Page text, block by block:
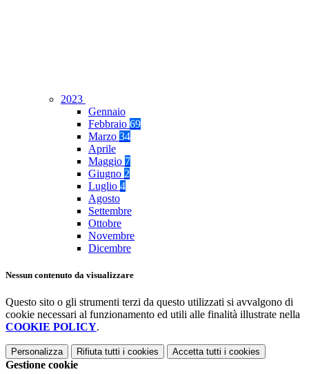
2023
Gennaio
Febbraio 69
Marzo 34
Aprile
Maggio 7
Giugno 2
Luglio 4
Agosto
Settembre
Ottobre
Novembre
Dicembre
Nessun contenuto da visualizzare
Questo sito o gli strumenti terzi da questo utilizzati si avvalgono di
cookie necessari al funzionamento ed utili alle finalità illustrate nella
COOKIE POLICY.
Personalizza Rifiuta tutti i cookies Accetta tutti i cookies
Gestione cookie